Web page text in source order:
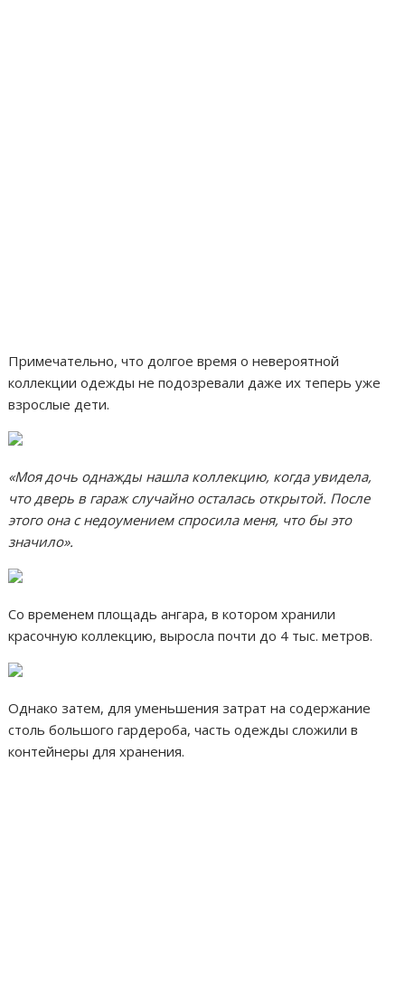
Примечательно, что долгое время о невероятной
коллекции одежды не подозревали даже их теперь уже
взрослые дети.
«Моя дочь однажды нашла коллекцию, когда увидела,
что дверь в гараж случайно осталась открытой. После
этого она с недоумением спросила меня, что бы это
значило».
Со временем площадь ангара, в котором хранили
красочную коллекцию, выросла почти до 4 тыс. метров.
Однако затем, для уменьшения затрат на содержание
столь большого гардероба, часть одежды сложили в
контейнеры для хранения.